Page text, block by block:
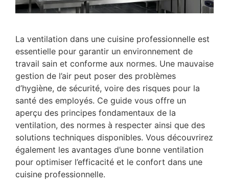
La ventilation dans une cuisine professionnelle est
essentielle pour garantir un environnement de
travail sain et conforme aux normes. Une mauvaise
gestion de l’air peut poser des problèmes
d’hygiène, de sécurité, voire des risques pour la
santé des employés. Ce guide vous offre un
aperçu des principes fondamentaux de la
ventilation, des normes à respecter ainsi que des
solutions techniques disponibles. Vous découvrirez
également les avantages d’une bonne ventilation
pour optimiser l’efficacité et le confort dans une
cuisine professionnelle.